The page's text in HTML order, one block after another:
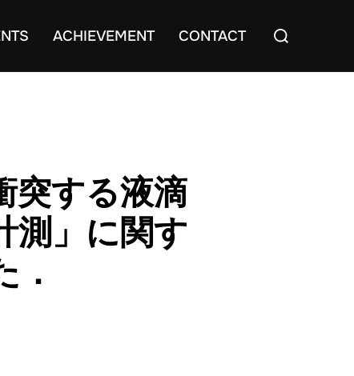
ACHIEVEMENT CONTACT
Search
突する液滴
測」に関す
．